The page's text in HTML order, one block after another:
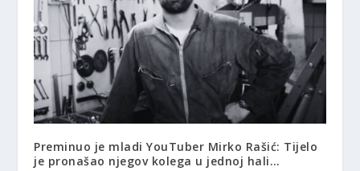
Preminuo je mladi YouTuber Mirko Rašić: Tijelo
je pronašao njegov kolega u jednoj hali…